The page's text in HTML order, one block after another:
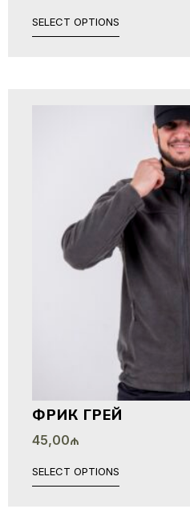
SELECT OPTIONS
ФРИК ГРЕЙ
45,00₼
SELECT OPTIONS